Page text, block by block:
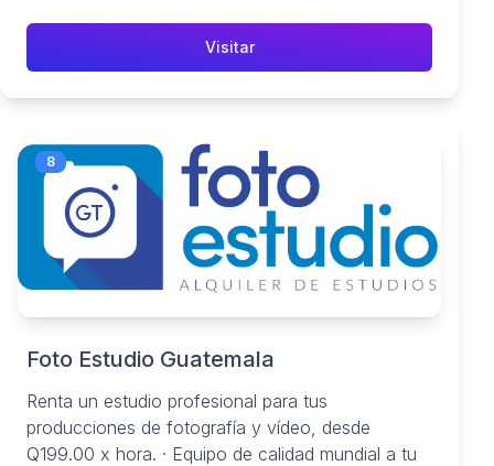
Visitar
8
Foto Estudio Guatemala
Renta un estudio profesional para tus
producciones de fotografía y vídeo, desde
Q199.00 x hora. · Equipo de calidad mundial a tu